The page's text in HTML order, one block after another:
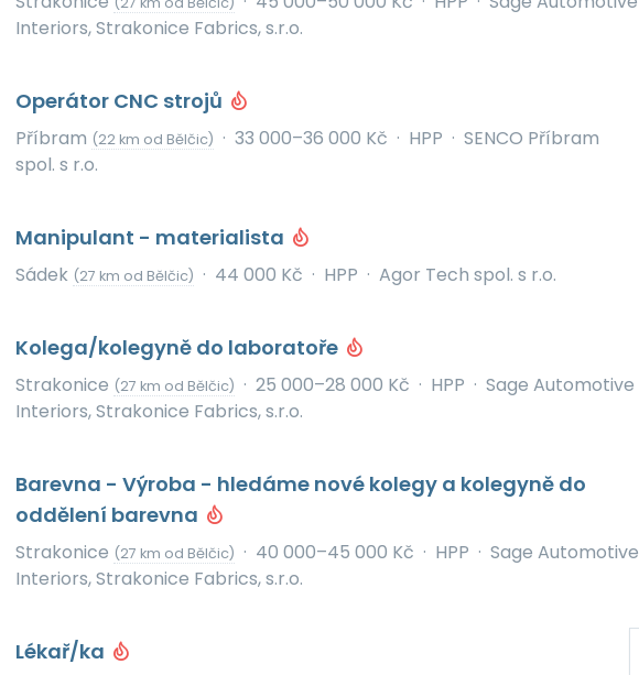
Interiors, Strakonice Fabrics, s.r.o.
Operátor CNC strojů
Příbram (22 km od Bělčic) · 33 000–36 000 Kč · HPP · SENCO Příbram
spol. s r.o.
Manipulant - materialista
Sádek (27 km od Bělčic) · 44 000 Kč · HPP · Agor Tech spol. s r.o.
Kolega/kolegyně do laboratoře
Strakonice (27 km od Bělčic) · 25 000–28 000 Kč · HPP · Sage Automotive
Interiors, Strakonice Fabrics, s.r.o.
Barevna - Výroba - hledáme nové kolegy a kolegyně do
oddělení barevna
Strakonice (27 km od Bělčic) · 40 000–45 000 Kč · HPP · Sage Automotive
Interiors, Strakonice Fabrics, s.r.o.
Lékař/ka